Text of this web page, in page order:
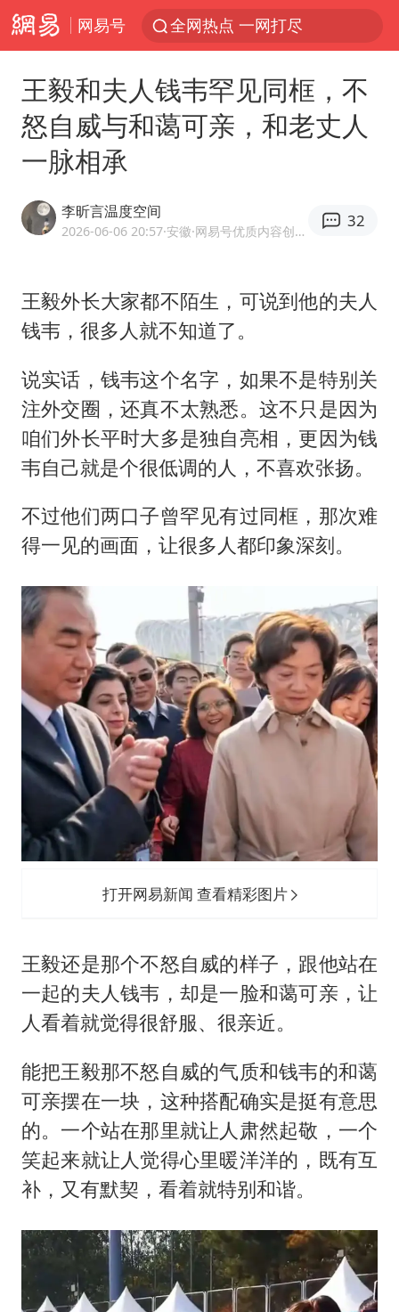
网易号 全网热点 一网打尽
王毅和夫人钱韦罕见同框，不
怒自威与和蔼可亲，和老丈人
一脉相承
李昕言温度空间
2026-06-06 20:57·安徽 ·网易号优质内容创作者
32
王毅外长大家都不陌生，可说到他的夫人
钱韦，很多人就不知道了。
说实话，钱韦这个名字，如果不是特别关
注外交圈，还真不太熟悉。这不只是因为
咱们外长平时大多是独自亮相，更因为钱
韦自己就是个很低调的人，不喜欢张扬。
不过他们两口子曾罕见有过同框，那次难
得一见的画面，让很多人都印象深刻。
打开网易新闻 查看精彩图片
王毅还是那个不怒自威的样子，跟他站在
一起的夫人钱韦，却是一脸和蔼可亲，让
人看着就觉得很舒服、很亲近。
能把王毅那不怒自威的气质和钱韦的和蔼
可亲摆在一块，这种搭配确实是挺有意思
的。一个站在那里就让人肃然起敬，一个
笑起来就让人觉得心里暖洋洋的，既有互
补，又有默契，看着就特别和谐。